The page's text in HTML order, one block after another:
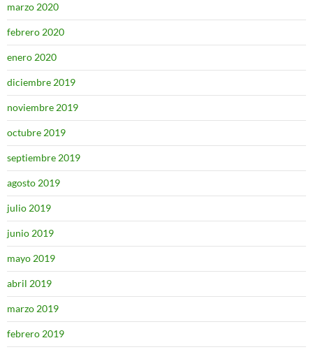
marzo 2020
febrero 2020
enero 2020
diciembre 2019
noviembre 2019
octubre 2019
septiembre 2019
agosto 2019
julio 2019
junio 2019
mayo 2019
abril 2019
marzo 2019
febrero 2019